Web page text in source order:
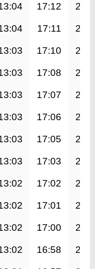
17:12
17:11
17:10
17:08
17:07
17:06
17:05
17:03
17:02
17:01
17:00
16:58